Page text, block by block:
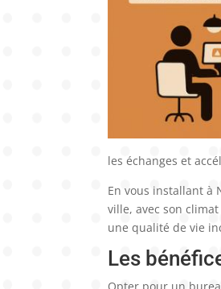
les échanges et
En vous installant à
ville, avec son
une qualité de vie
Les
Opter pour un